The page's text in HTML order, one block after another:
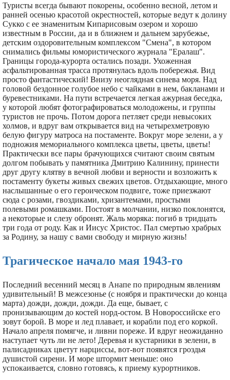
Туристы всегда бывают покорены, особенно весной, летом и
ранней осенью красотой окрестностей, которые ведут к долину
Сукко с ее знаменитым Кипарисовым озером и хорошо
известным в России, да и в ближнем и дальнем зарубежье,
детским оздоровительным комплексом "Смена", в котором
снимались фильмы юмористического журнала "Ералаш".
Границы города-курорта остались позади. Ухоженная
асфальтированная трасса протянулась вдоль побережья. Вид
просто фантастический! Внизу неоглядная синева моря. Над
головой бездонное голубое небо с чайками в нем, бакланами и
буревестниками. На пути встречается легкая ажурная беседка,
у которой любят фотографироваться молодожены, и группы
туристов не прочь. Потом дорога петляет среди невысоких
холмов, и вдруг вам открывается вид на четырехметровую
белую фигуру матроса на постаменте. Вокруг море зелени, а у
подножия мемориального комплекса цветы, цветы, цветы!
Практически все пары брачующихся считают своим святым
долгом побывать у памятника Дмитрию Калинину, принести
друг другу клятву в вечной любви и верности и возложить к
постаменту букеты живых свежих цветов. Отдыхающие, много
наслышанные о его героическом подвиге, тоже приезжают
сюда с розами, гвоздиками, хризантемами, простыми
полевыми ромашками. Постоят в молчании, низко поклонятся,
а некоторые и слезу обронят. Жаль моряка: погиб в тридцать
три года от роду. Как и Иисус Христос. Пал смертью храбрых
за Родину, за нашу с вами свободу и мирную жизнь!
Трагическое начало мая 1943-го
Последний весенний месяц в Анапе по природным явлениям
удивительный! В межсезонье (с ноября и практически до конца
марта) дожди, дожди, дожди. Да еще, бывает, с
пронизывающим до костей норд-остом. В Новороссийске его
зовут борой. В море и лед плавает, и корабли под его коркой.
Начало апреля помягче, и ливни пореже. И вдруг неожиданно
наступает чуть ли не лето! Деревья и кустарники в зелени, в
палисадниках цветут нарциссы, вот-вот появятся гроздья
душистой сирени. И море штормит меньше: оно
успокаивается, словно готовясь, к приему курортников.